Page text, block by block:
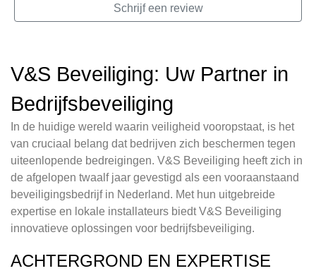
Schrijf een review
V&S Beveiliging: Uw Partner in
Bedrijfsbeveiliging
In de huidige wereld waarin veiligheid vooropstaat, is het
van cruciaal belang dat bedrijven zich beschermen tegen
uiteenlopende bedreigingen. V&S Beveiliging heeft zich in
de afgelopen twaalf jaar gevestigd als een vooraanstaand
beveiligingsbedrijf in Nederland. Met hun uitgebreide
expertise en lokale installateurs biedt V&S Beveiliging
innovatieve oplossingen voor bedrijfsbeveiliging.
ACHTERGROND EN EXPERTISE